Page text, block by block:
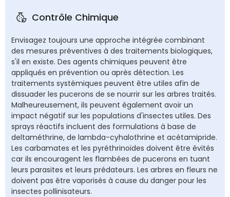
Contrôle Chimique
Envisagez toujours une approche intégrée combinant
des mesures préventives à des traitements biologiques,
s'il en existe. Des agents chimiques peuvent être
appliqués en prévention ou après détection. Les
traitements systémiques peuvent être utiles afin de
dissuader les pucerons de se nourrir sur les arbres traités.
Malheureusement, ils peuvent également avoir un
impact négatif sur les populations d'insectes utiles. Des
sprays réactifs incluent des formulations à base de
deltaméthrine, de lambda-cyhalothrine et acétamipride.
Les carbamates et les pyréthrinoïdes doivent être évités
car ils encouragent les flambées de pucerons en tuant
leurs parasites et leurs prédateurs. Les arbres en fleurs ne
doivent pas être vaporisés à cause du danger pour les
insectes pollinisateurs.